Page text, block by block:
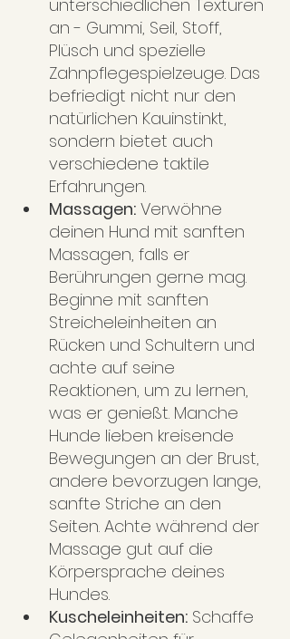
unterschiedlichen Texturen
an - Gummi, Seil, Stoff,
Plüsch und spezielle
Zahnpflegespielzeuge. Das
befriedigt nicht nur den
natürlichen Kauinstinkt,
sondern bietet auch
verschiedene taktile
Erfahrungen.
Massagen: Verwöhne
deinen Hund mit sanften
Massagen, falls er
Berührungen gerne mag.
Beginne mit sanften
Streicheleinheiten an
Rücken und Schultern und
achte auf seine
Reaktionen, um zu lernen,
was er genießt. Manche
Hunde lieben kreisende
Bewegungen an der Brust,
andere bevorzugen lange,
sanfte Striche an den
Seiten. Achte während der
Massage gut auf die
Körpersprache deines
Hundes.
Kuscheleinheiten: Schaffe